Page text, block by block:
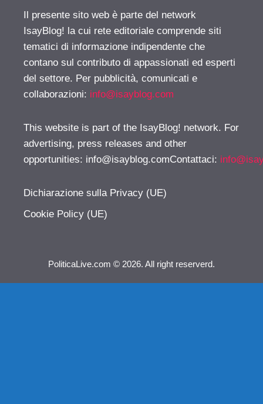
Il presente sito web è parte del network
IsayBlog! la cui rete editoriale comprende siti
tematici di informazione indipendente che
contano sul contributo di appassionati ed esperti
del settore. Per pubblicità, comunicati e
collaborazioni: info@isayblog.com
This website is part of the IsayBlog! network. For
advertising, press releases and other
opportunities: info@isayblog.comContattaci:
Dichiarazione sulla Privacy (UE)
Cookie Policy (UE)
PoliticaLive.com © 2026. All right reserverd.